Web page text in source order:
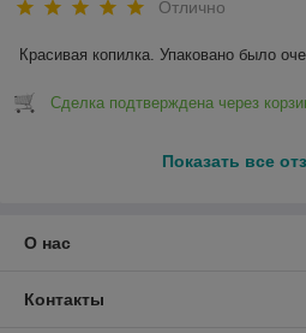
Отлично
Красивая копилка. Упаковано было
Сделка подтверждена через
Показать все
О нас
Контакты